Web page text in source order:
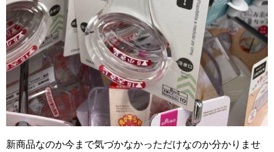
新商品なのか今まで気づかなかっただけなのか分かりませ